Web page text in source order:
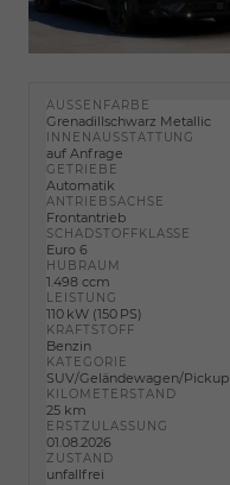
AUSSENFARBE
Grenadillschwarz Metallic
INNENAUSSTATTUNG
auf Anfrage
GETRIEBE
Automatik
ANTRIEBSACHSE
Frontantrieb
SCHADSTOFFKLASSE
Euro 6
HUBRAUM
1.498 ccm
LEISTUNG
110 kW (150 PS)
KRAFTSTOFF
Benzin
KATEGORIE
SUV/Geländewagen/Pickup
KILOMETERSTAND
25 km
ERSTZULASSUNG
01.08.2026
ZUSTAND
unfallfrei